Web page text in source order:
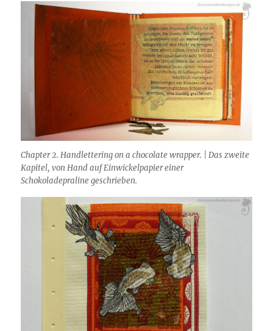
Chapter 2. Handlettering on a chocolate wrapper. | Das zweite
Kapitel, von Hand auf Einwickelpapier einer
Schokoladepraline geschrieben.